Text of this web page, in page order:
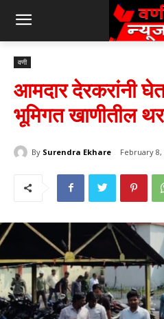
वणी
आमदार देरकरांनी
भूमिगत खाणीतील
By Surendra Ekhare February 8,